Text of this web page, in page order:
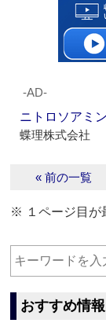
‐AD‐
ニトロソアミ
蝶理株式会社
« 前の一覧
※ １ページ目が
おすすめ情報